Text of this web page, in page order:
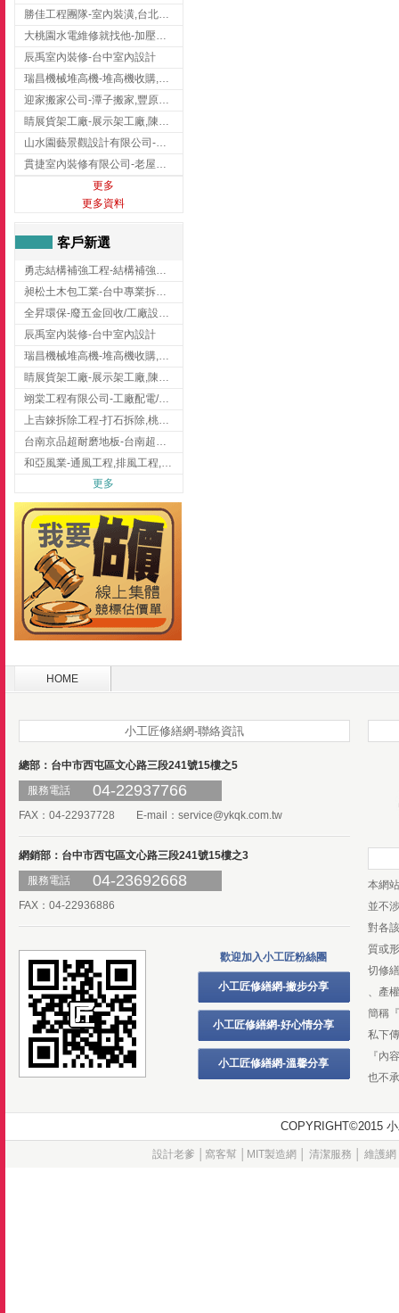
勝佳工程團隊-室內裝潢,台北房屋裝修,三重室內裝修
大桃園水電維修就找他-加壓馬達,抽水馬達,桃園水電行,中壢水電
辰禹室內裝修-台中室內設計
瑞昌機械堆高機-堆高機收購,新北市堆高機,桃園堆高機
迎家搬家公司-潭子搬家,豐原搬家,大雅搬家,大甲搬家,台中推薦搬家,台中搬家
睛展貨架工廠-展示架工廠,陳列架,台中展示架工廠
山水園藝景觀設計有限公司-景觀工程,景觀設計,新竹園藝工程,新竹景觀設計
貫捷室內裝修有限公司-老屋翻新工程,台中老屋翻新工程,台中舊屋翻新
更多
更多資料
客戶新選
勇志結構補強工程-結構補強工程 ,桃園結構補強工程,龍潭結構補強工程
昶松土木包工業-台中專業拆除工程/挖土機出租
全昇環保-廢五金回收/工廠設備收購/機械設備回收/高價收購廠房設備
辰禹室內裝修-台中室內設計
瑞昌機械堆高機-堆高機收購,新北市堆高機,桃園堆高機
睛展貨架工廠-展示架工廠,陳列架,台中展示架工廠
翊棠工程有限公司-工廠配電/高雄消防機電公司
上吉錸拆除工程-打石拆除,桃園打石拆除,桃園拆除工程
台南京品超耐磨地板-台南超耐磨地板
和亞風業-通風工程,排風工程,彰化通風工程,彰化排風工程
更多
HOME
小工匠修繕網-聯絡資訊
總部：台中市西屯區文心路三段241號15樓之5
服務電話
04-22937766
FAX：04-22937728 E-mail： service@ykqk.com.tw
網銷部：台中市西屯區文心路三段241號15樓之3
服務電話
04-23692668
FAX：04-22936886
歡迎加入小工匠粉絲團
小工匠修繕網-撇步分享
小工匠修繕網-好心情分享
小工匠修繕網-溫馨分享
本網
並不
對各
質或
切修
、產
簡稱
私下
『內
也不
設計老爹 窩客幫│ MIT製造網 清潔服務 維護網